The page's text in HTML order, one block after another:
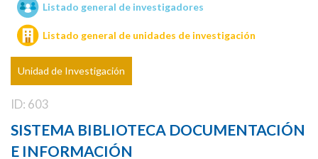
Unidades de investigación
Listado general de investigadores
Listado general de unidades de investigación
Unidad de Investigación
ID: 603
SISTEMA BIBLIOTECA DOCUMENTACIÓN
E INFORMACIÓN